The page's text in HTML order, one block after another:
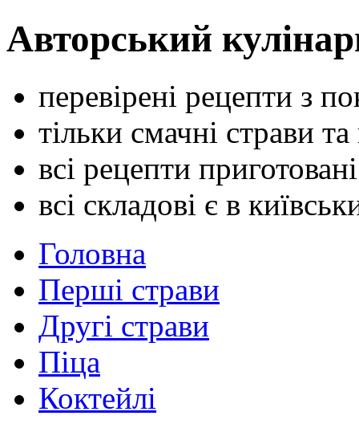
Авторський
перевірені рецепти з
тільки смачні страви та
всі рецепти
всі складові є в
Головна
Перші страви
Другі страви
Піца
Коктейлі